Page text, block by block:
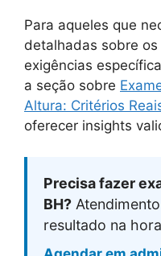
Para aqueles que
detalhadas sobre
exigências
a seção sobre
Altura: Critérios
oferecer insights
Precisa fazer
BH?
resultado na